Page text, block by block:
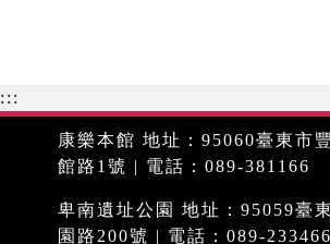
:::
康樂本館 地址：95060臺東市
館路1號 | 電話：089-381166
卑南遺址公園 地址：95059臺
園路200號 | 電話：089-233466